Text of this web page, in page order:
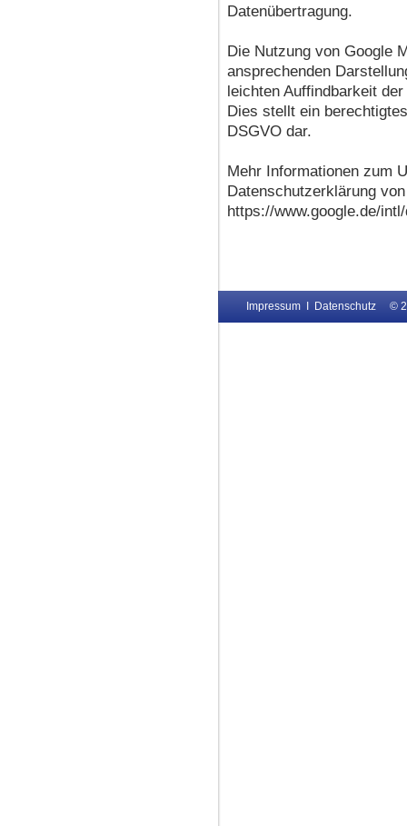
Datenübertragung.
Die Nutzung von Google
ansprechenden
leichten Auffindbarkeit
Dies stellt ein
DSGVO dar.
Mehr Informationen zum
Datenschutzerklärung
https://www.google.de/
Impressum Datenschutz ©